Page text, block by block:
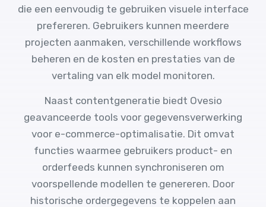
die een eenvoudig te gebruiken visuele interface
prefereren. Gebruikers kunnen meerdere
projecten aanmaken, verschillende workflows
beheren en de kosten en prestaties van de
vertaling van elk model monitoren.
Naast contentgeneratie biedt Ovesio
geavanceerde tools voor gegevensverwerking
voor e-commerce-optimalisatie. Dit omvat
functies waarmee gebruikers product- en
orderfeeds kunnen synchroniseren om
voorspellende modellen te genereren. Door
historische ordergegevens te koppelen aan